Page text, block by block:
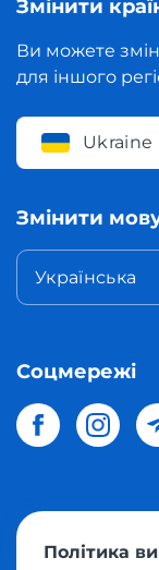
Змінити
Ви можете
для іншого
Ukraine
Змінити
Українська
Соцмережі
магазинів
Політика